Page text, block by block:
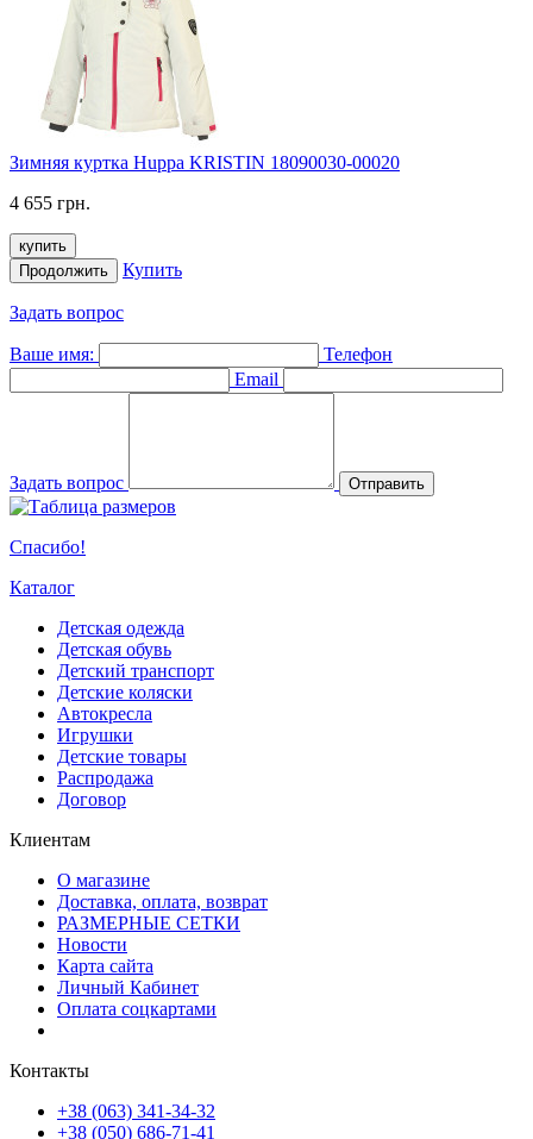
Зимняя куртка Huppa KRISTIN 18090030-00020
4 655 грн.
купить
Продолжить
Купить
Задать вопрос
Ваше имя:
Телефон
Email
Задать вопрос Отправить
Спасибо!
Каталог
Детская одежда
Детская обувь
Детский транспорт
Детские коляски
Автокресла
Игрушки
Детские товары
Распродажа
Договор
Клиентам
О магазине
Доставка, оплата, возврат
РАЗМЕРНЫЕ СЕТКИ
Новости
Карта сайта
Личный Кабинет
Оплата соцкартами
Контакты
+38 (063) 341-34-32
+38 (050) 686-71-41